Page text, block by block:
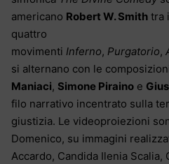
americano Robert W. Smith tra
quattro
movimenti Inferno, Purgatorio,
si alternano con le
Maniaci, Simone Piraino e
filo narrativo incentrato sulla
giustizia. Le videoproiezioni
Domenico, su immagini
Accardo, Candida Ilenia Scalia,